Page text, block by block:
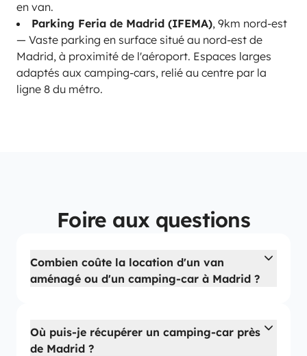
en van.
Parking Feria de Madrid (IFEMA), 9km nord-est
— Vaste parking en surface situé au nord-est de
Madrid, à proximité de l'aéroport. Espaces larges
adaptés aux camping-cars, relié au centre par la
ligne 8 du métro.
Foire aux questions
Combien coûte la location d'un van
aménagé ou d'un camping-car à Madrid ?
Où puis-je récupérer un camping-car près
de Madrid ?